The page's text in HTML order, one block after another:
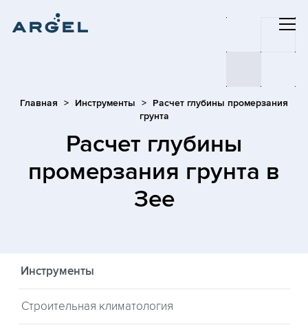
Главная Инструменты
Расчет глубины промерзания
грунта
Расчет глубины
промерзания грунта в
Зее
Инструменты
Строительная климатология